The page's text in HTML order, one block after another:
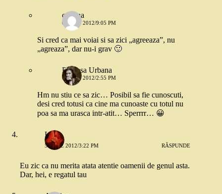
cristina
6 IULIE 2012/9:05 PM
Si cred ca mai voiai si sa zici „agreeaza”, nu
„agreaza”, dar nu-i grav 🙂
Printesa Urbana
6 IULIE 2012/2:55 PM
Hm nu stiu ce sa zic… Posibil sa fie cunoscuti,
desi cred totusi ca cine ma cunoaste cu totul nu
poa sa ma urasca intr-atit… Sperrrr… 😀
Liana
5 IULIE 2012/3:22 PM RĂSPUNDE
Eu zic ca nu merita atata atentie oamenii de genul asta.
Dar, hei, e regatul tau